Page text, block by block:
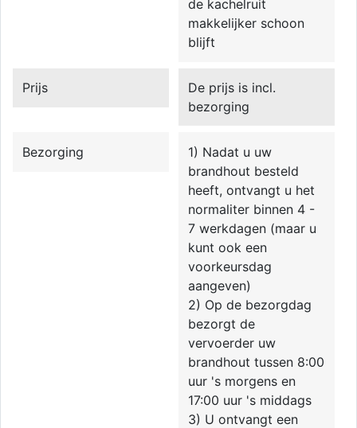
de kachelruit
makkelijker schoon
blijft
Prijs
De prijs is incl.
bezorging
Bezorging
1) Nadat u uw
brandhout besteld
heeft, ontvangt u het
normaliter binnen 4 -
7 werkdagen (maar u
kunt ook een
voorkeursdag
aangeven)
2) Op de bezorgdag
bezorgt de
vervoerder uw
brandhout tussen 8:00
uur 's morgens en
17:00 uur 's middags
3) U ontvangt een